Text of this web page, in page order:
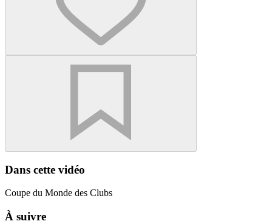
Dans cette vidéo
Coupe du Monde des Clubs
À suivre